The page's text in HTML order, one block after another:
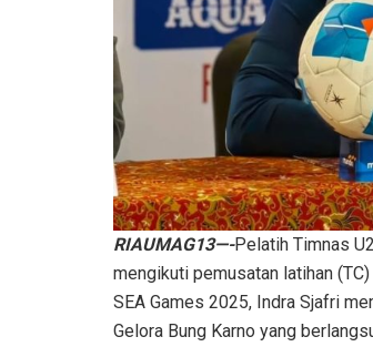
RIAUMAG13—-Pelatih Timnas
mengikuti pemusatan latihan
SEA Games 2025, Indra Sjafri
Gelora Bung Karno yang